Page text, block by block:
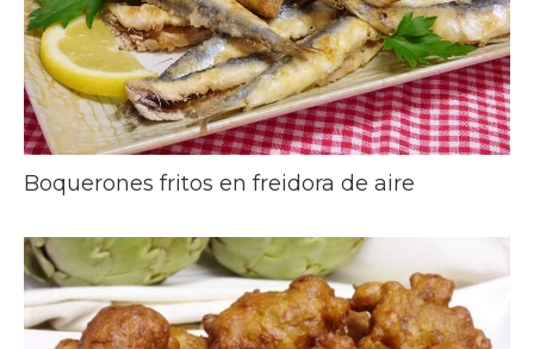
Boquerones fritos en freidora de aire